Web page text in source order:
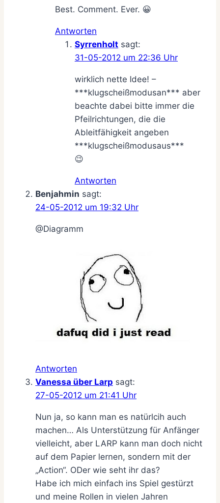
Best. Comment. Ever. 😀
Antworten
Syrrenholt sagt:
31-05-2012 um 22:36 Uhr
wirklich nette Idee! –
***klugscheißmodusan*** aber
beachte dabei bitte immer die
Pfeilrichtungen, die die
Ableitfähigkeit angeben
***klugscheißmodusaus***
😉
Antworten
Benjahmin sagt:
24-05-2012 um 19:32 Uhr
@Diagramm
Antworten
Vanessa über Larp sagt:
27-05-2012 um 21:41 Uhr
Nun ja, so kann man es natürlcih auch
machen… Als Unterstützung für Anfänger
vielleicht, aber LARP kann man doch nicht
auf dem Papier lernen, sondern mit der
„Action“. ODer wie seht ihr das?
Habe ich mich einfach ins Spiel gestürzt
und meine Rollen in vielen Jahren